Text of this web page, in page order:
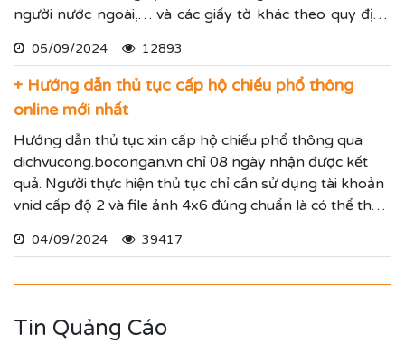
người nước ngoài,… và các giấy tờ khác theo quy định
định 70/2023/NĐ-CP. Luật Trí Nam hướng dẫn quy
trình cấp giấy phép lao động mới nhất để mọi người
tham khảo.
05/09/2024 12893
+ Hướng dẫn thủ tục cấp hộ chiếu phổ thông
online mới nhất
Hướng dẫn thủ tục xin cấp hộ chiếu phổ thông qua
dichvucong.bocongan.vn chỉ 08 ngày nhận được kết
quả. Người thực hiện thủ tục chỉ cần sử dụng tài khoản
vnid cấp độ 2 và file ảnh 4x6 đúng chuẩn là có thể thực
04/09/2024 39417
Tin Quảng Cáo